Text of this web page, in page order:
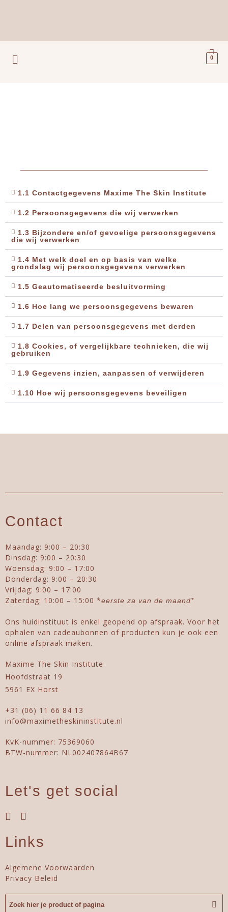
Menu 0
1.1 Contactgegevens Maxime The Skin Institute
1.2 Persoonsgegevens die wij verwerken
1.3 Bijzondere en/of gevoelige persoonsgegevens
die wij verwerken
1.4 Met welk doel en op basis van welke
grondslag wij persoonsgegevens verwerken
1.5 Geautomatiseerde besluitvorming
1.6 Hoe lang we persoonsgegevens bewaren
1.7 Delen van persoonsgegevens met derden
1.8 Cookies, of vergelijkbare technieken, die wij
gebruiken
1.9 Gegevens inzien, aanpassen of verwijderen
1.10 Hoe wij persoonsgegevens beveiligen
Contact
Maandag: 9:00 – 20:30
Dinsdag: 9:00 – 20:30
Woensdag: 9:00 – 17:00
Donderdag: 9:00 – 20:30
Vrijdag: 9:00 – 17:00
Zaterdag: 10:00 – 15:00 *eerste za van de maand*
Ons huidinstituut is enkel geopend op afspraak. Voor het
ophalen van cadeaubonnen of producten kun je ook een
online afspraak maken.
Maxime The Skin Institute
Hoofdstraat 19
5961 EX Horst
+31 (06) 11 66 84 13
info@maximetheskininstitute.nl
KvK-nummer: 75369060
BTW-nummer: NL002407864B67
Let's get social
Links
Algemene Voorwaarden
Privacy Beleid